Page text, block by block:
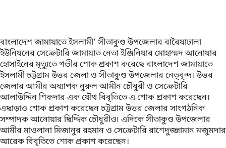
বাংলাদেশ জামায়াতে ইসলামী’ সীতাকুণ্ড উপজেলার বারৈয়াঢালা
ইউনিয়নের সেক্রেটারি জামায়াত নেতা ইঞ্জিনিয়ার মোহাম্মদ আনোয়ার
হোসাইনের মৃত্যুতে গভীর শোক প্রকাশ করেছে বাংলাদেশ জামায়াতে
ইসলামী চট্টগ্রাম উত্তর জেলা ও সীতাকুণ্ড উপজেলার নেতৃবৃন্দ। উত্তর
জেলার আমীর অধ্যাপক নুরুল আমীন চৌধুরী ও সেক্রেটারি
আলাউদ্দিন শিকদার এক যৌথ বিবৃতিতে এ শোক প্রকাশ করেছেন।
এছাড়াও শোক প্রকাশ করেছেন চট্টগ্রাম উত্তর জেলার সাংগঠনিক
সম্পাদক আনোয়ার ছিদ্দিক চৌধুরীও৷ এদিকে সীতাকুণ্ড উপজেলার
আমীর মাওলানা মিজানুর রহমান ও সেক্রেটারি রাশেদুজ্জামান মজুমদার
আরেক বিবৃতিতে শোক প্রকাশ করেছেন।